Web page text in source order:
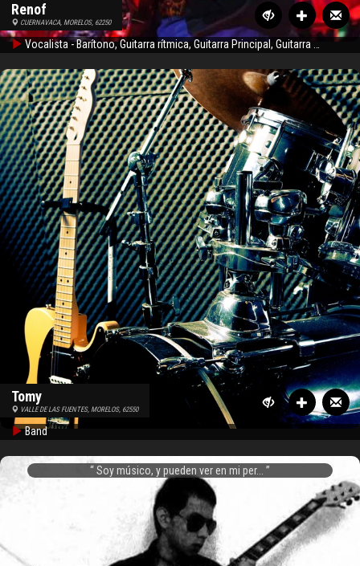
Renof
CUERNAVACA, MORELOS, 62250
Vocalista - Barítono, Guitarra rítmica, Guitarra Principal, Guitarra Acústica, Bajo, Vocalista - General, Vocalista - Bajo
Tomy
VALLE DE LAS FUENTES, MORELOS, 62550
Band
Soy músico, y pueden ver en mi per...